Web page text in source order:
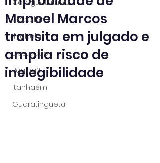
Caraguatatuba
Ubatuba
Ilhabela
Destaque
Página2
Itanhaém
Guaratinguetá
Manoel Marcos
transita em julgado e
amplia risco de
inelegibilidade